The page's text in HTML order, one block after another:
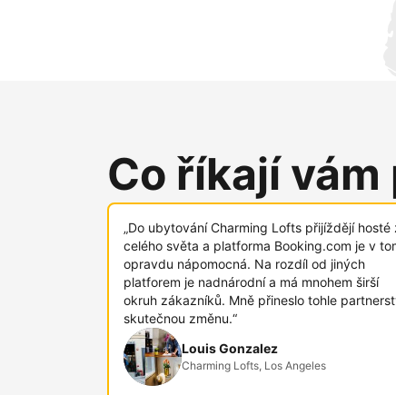
Co říkají
„Do ubytování Charming Lofts přijíždějí hosté
celého světa a platforma Booking.com je v
opravdu nápomocná. Na rozdíl od jiných
platforem je nadnárodní a má mnohem širší
okruh zákazníků. Mně přineslo tohle
skutečnou změnu.“
Louis Gonzalez
Charming Lofts, Los Angeles